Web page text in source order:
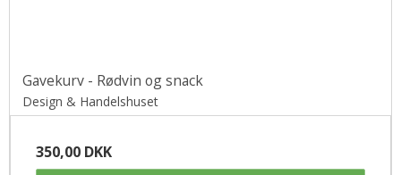
Gavekurv - Rødvin og snack
Design & Handelshuset
350,00 DKK